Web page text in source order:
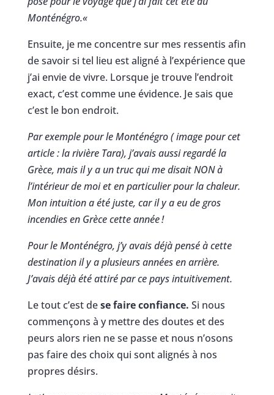
Monténégro.«
Ensuite, je me concentre sur mes ressentis afin
de savoir si tel lieu est aligné à l’expérience que
j’ai envie de vivre. Lorsque je trouve l’endroit
exact, c’est comme une évidence. Je sais que
c’est le bon endroit.
Par exemple pour le Monténégro ( image pour cet
article : la rivière Tara), j’avais aussi regardé la
Grèce, mais il y a un truc qui me disait NON à
l’intérieur de moi et en particulier pour la chaleur.
Mon intuition a été juste, car il y a eu de gros
incendies en Grèce cette année!
Pour le Monténégro, j’y avais déjà pensé à cette
destination il y a plusieurs années en arrière.
J’avais déjà été attiré par ce pays intuitivement.
Le tout c’est dese faire confiance. Si nous
commençons à y mettre des doutes et des
peurs alors rien ne se passe et nous n’osons
pas faire des choix qui sont alignés à nos
propres désirs.